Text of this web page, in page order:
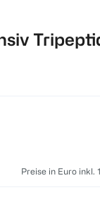
Preise in Euro inkl.